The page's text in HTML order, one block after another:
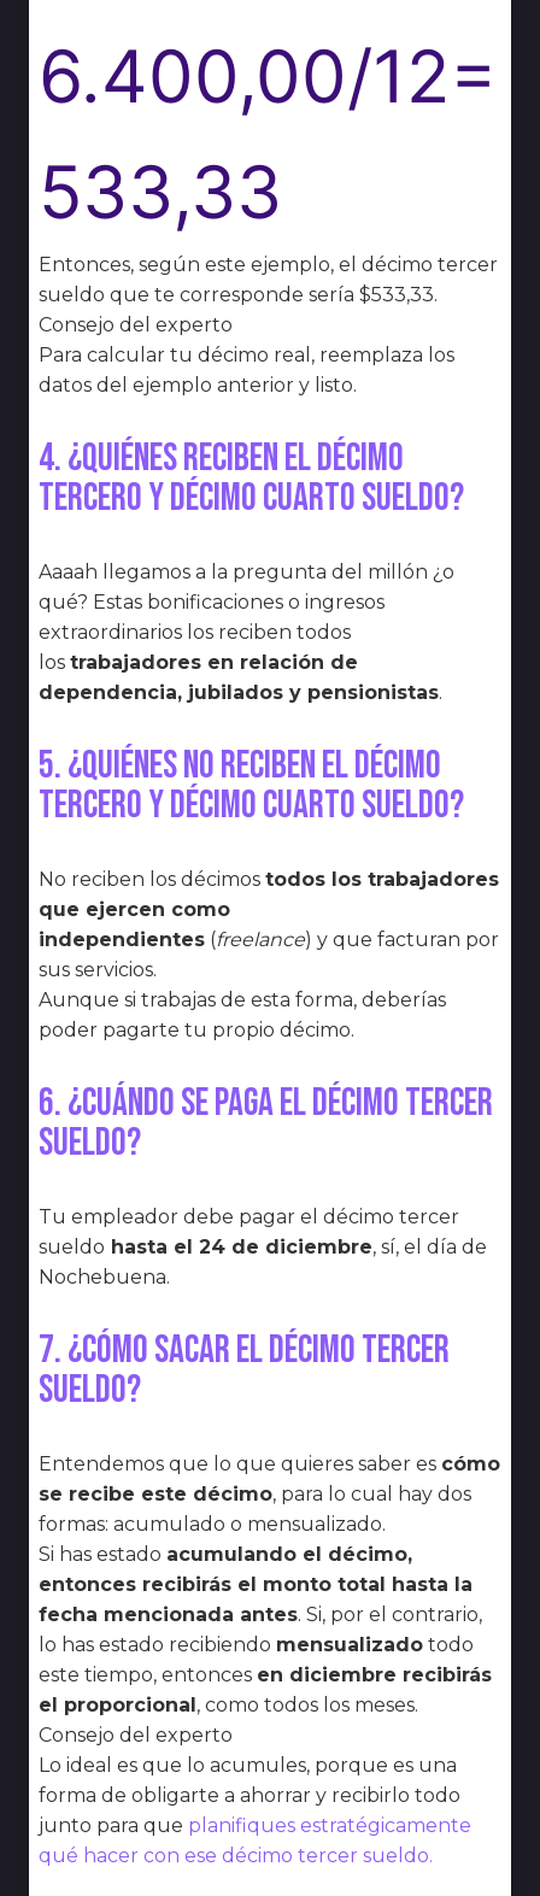
6.400,00/12=
533,33
Entonces, según este ejemplo, el décimo tercer
sueldo que te corresponde sería $533,33.
Consejo del experto
Para calcular tu décimo real, reemplaza los
datos del ejemplo anterior y listo.
4. ¿Quiénes reciben el décimo
tercero y décimo cuarto sueldo?
Aaaah llegamos a la pregunta del millón ¿o
qué? Estas bonificaciones o ingresos
extraordinarios los reciben todos
los trabajadores en relación de
dependencia, jubilados y pensionistas.
5. ¿Quiénes no reciben el décimo
tercero y décimo cuarto sueldo?
No reciben los décimos todos los trabajadores
que ejercen como
independientes (freelance) y que facturan por
sus servicios.
Aunque si trabajas de esta forma, deberías
poder pagarte tu propio décimo.
6. ¿Cuándo se paga el décimo tercer
sueldo?
Tu empleador debe pagar el décimo tercer
sueldo hasta el 24 de diciembre, sí, el día de
Nochebuena.
7. ¿Cómo sacar el décimo tercer
sueldo?
Entendemos que lo que quieres saber es cómo
se recibe este décimo, para lo cual hay dos
formas: acumulado o mensualizado.
Si has estado acumulando el décimo,
entonces recibirás el monto total hasta la
fecha mencionada antes. Si, por el contrario,
lo has estado recibiendo mensualizado todo
este tiempo, entonces en diciembre recibirás
el proporcional, como todos los meses.
Consejo del experto
Lo ideal es que lo acumules, porque es una
forma de obligarte a ahorrar y recibirlo todo
junto para que planifiques estratégicamente
qué hacer con ese décimo tercer sueldo.